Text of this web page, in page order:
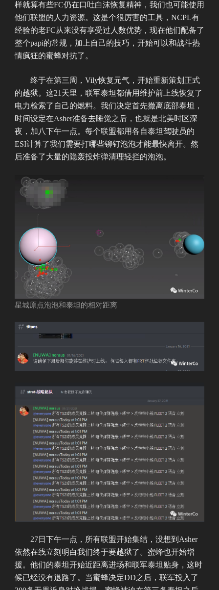
样就算有些FC仍在口吐白沫恢复精神，我们也可能使用
他们联盟的人力资源。这是个很厉害的工具，NCPL有
经验的老FC从来没有享受过人数优势，现在他们配备了
整个papi的常规，加上自己的技巧，开始可以和战斗热
情疯狂的蜜蜂对抗了。
终于在第三周，Vily恢复元气，开始重新策划正式
的越狱。这21天里，联军泰坦都借用维护前上线恢复了
电力检索了自己的燃料。我们决定首先撤离底部泰坦，
时间设定在Asher准备去睡觉之后，也就是北美时区深
夜，加八下午一点。每个联盟都用各自泰坦驾驶员的
ESI计算了我们需要打哪些铆钉泡泡才能最快离开。然
后准备了大量的隐轰投炸弹清理轻拦的泡泡。
星城原点泡泡和泰坦的相对距离
27日下午一点，所有联盟开始集结，没想到Asher
依然在线立刻明白我们终于要越狱了。蜜蜂也开始增
援。他们的泰坦开始近距离进场和联军泰坦贴身，这时
候已经没有退路了。当蜜蜂决定DD之后，联军投入了